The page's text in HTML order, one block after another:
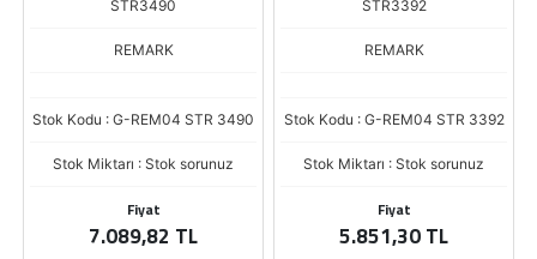
STR3490
REMARK
Stok Kodu : G-REM04 STR 3490
Stok Miktarı : Stok sorunuz
Fiyat
7.089,82 TL
STR3392
REMARK
Stok Kodu : G-REM04 STR 3392
Stok Miktarı : Stok sorunuz
Fiyat
5.851,30 TL